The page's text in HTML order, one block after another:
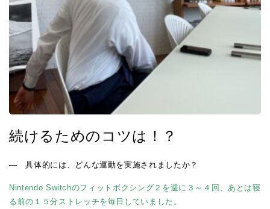
続けるためのコツは！？
― 具体的には、どんな運動を実施されましたか？
Nintendo Switchのフィットボクシング２を週に３～４回、あとは寝
る前の１５分ストレッチを毎日していました。